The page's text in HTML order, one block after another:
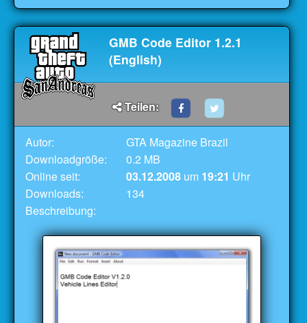
GMB Code Editor 1.2.1
(English)
Teilen:
Autor:
GTA Magazine Brazil
Downloadgröße:
0.2 MB
Online seit:
03.12.2008 um 19:21 Uhr
Downloads:
134
Beschreibung: